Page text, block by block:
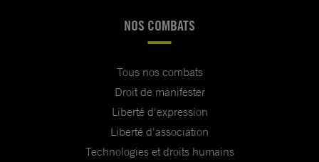
NOS COMBATS
Tous nos combats
Droit de manifester
Liberté d'expression
Liberté d'association
Technologies et droits humains